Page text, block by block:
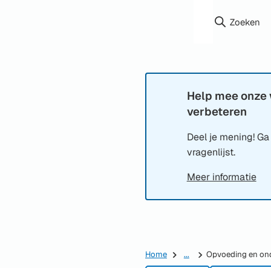
Zoeken
Informatie:
Help mee
verbeteren
Deel je mening!
vragenlijst.
Meer informatie
Home ... Opvoeding en